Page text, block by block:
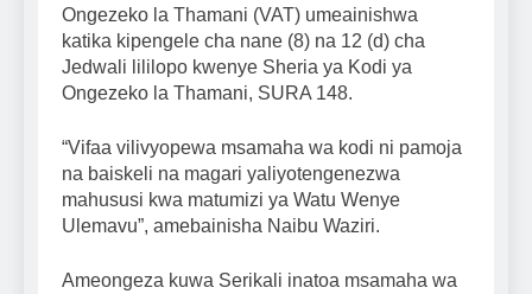
Ongezeko la Thamani (VAT) umeainishwa
katika kipengele cha nane (8) na 12 (d) cha
Jedwali lililopo kwenye Sheria ya Kodi ya
Ongezeko la Thamani, SURA 148.
“Vifaa vilivyopewa msamaha wa kodi ni pamoja
na baiskeli na magari yaliyotengenezwa
mahususi kwa matumizi ya Watu Wenye
Ulemavu”, amebainisha Naibu Waziri.
Ameongeza kuwa Serikali inatoa msamaha wa